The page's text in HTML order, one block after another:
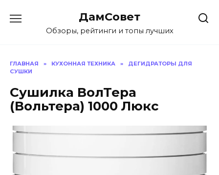
содержанию
ДамСовет
Обзоры, рейтинги и топы лучших
ГЛАВНАЯ » КУХОННАЯ ТЕХНИКА »
ДЕГИДРАТОРЫ ДЛЯ
СУШКИ
Сушилка ВолТера
(Вольтера) 1000 Люкс